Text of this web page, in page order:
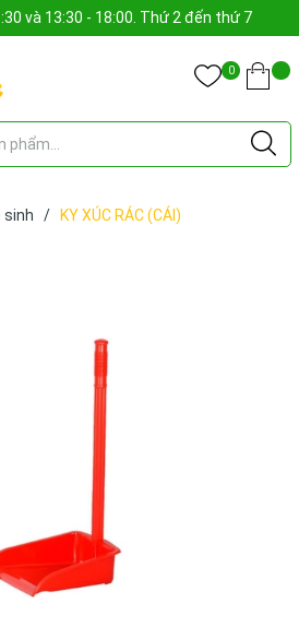
và 13:30 - 18:00. Thứ 2 đến thứ 7
0
sinh / KY XÚC RÁC (CÁI)